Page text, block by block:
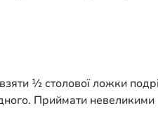
½ столової ложки
Приймати